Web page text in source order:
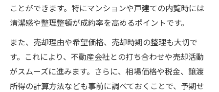
ことができます。特にマンションや戸建ての内覧時には
清潔感や整理整頓が成約率を高めるポイントです。
また、売却理由や希望価格、売却時期の整理も大切で
す。これにより、不動産会社との打ち合わせや売却活動
がスムーズに進みます。さらに、相場価格や税金、譲渡
所得の計算方法なども事前に調べておくことで、予期せ